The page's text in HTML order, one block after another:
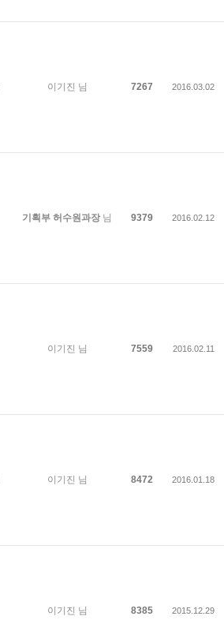
이기진 님 7267 2016.03.02
기획부 허수원과장 님 9379 2016.02.12
이기진 님 7559 2016.02.11
이기진 님 8472 2016.01.18
이기진 님 8385 2015.12.29